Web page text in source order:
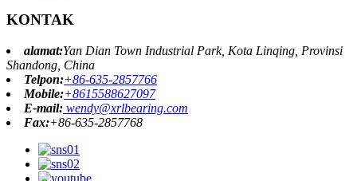
KONTAK
alamat:Yan Dian Town Industrial Park, Kota Linqing, Provinsi
Shandong, China
Telpon:+86-635-2857766
Mobile:+8615588627097
E-mail: wendy@xrlbearing.com
Fax:+86-635-2857768